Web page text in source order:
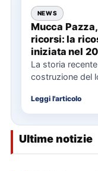
NEWS
Mucca
ricorsi: la
iniziata nel
La storia
costruzione del
Leggi l'articolo
Ultime notizie